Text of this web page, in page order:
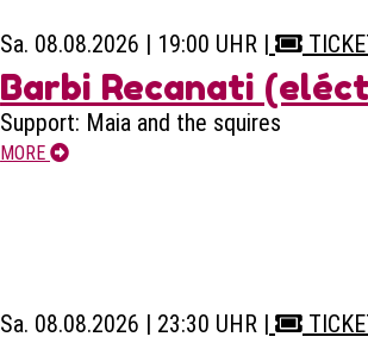
Sa. 08.08.2026 | 19:00 UHR |
Barbi Recanati
Support: Maia and the squires
MORE
Sa. 08.08.2026 | 23:30 UHR |